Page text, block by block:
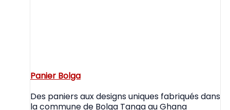
Panier Bolga
Des paniers aux designs uniques fabriqués dans
la commune de Bolga Tanga au Ghana